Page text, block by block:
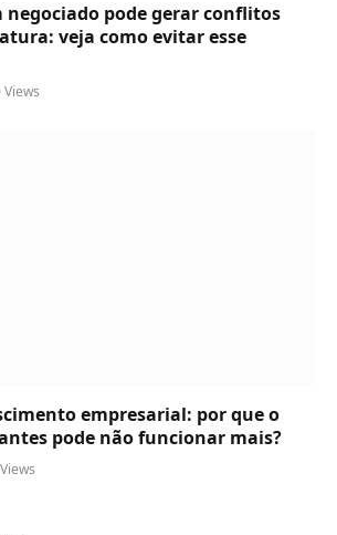
negociado pode gerar conflitos
veja como evitar esse
Views
empresarial: por que o
pode não funcionar mais?
Views